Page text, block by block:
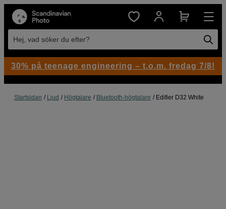
Hej, vad söker du efter?
Startsidan Ljud Högtalare Bluetooth-högtalare Edifier D32 White
30% på teenage engineering – t.o.m. fredag 7/8!